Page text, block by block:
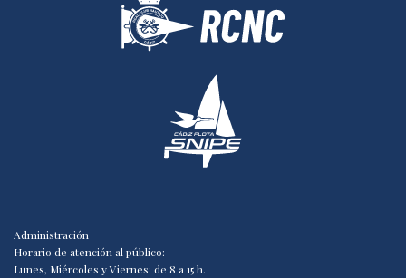
Administración
Horario de atención al público:
Lunes, Miércoles y Viernes: de 8 a 15 h.